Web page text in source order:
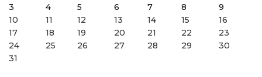
3
4 5 6 7 8
9
10
11 12 13 14 15
16
17
18 19 20 21 22
23
24
25 26 27 28 29
30
31